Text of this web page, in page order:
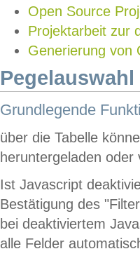
Open Source
Projektarbeit zur
Generierung von
Grundlegende
über die Tabelle
heruntergeladen oder
Ist Javascript
Bestätigung des
bei deaktiviertem
alle Felder